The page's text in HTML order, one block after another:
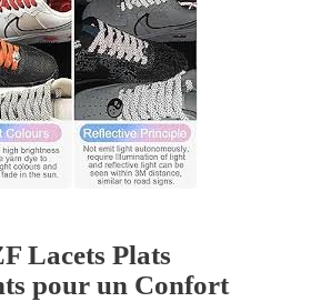
Lacets Plats
pour un Confort